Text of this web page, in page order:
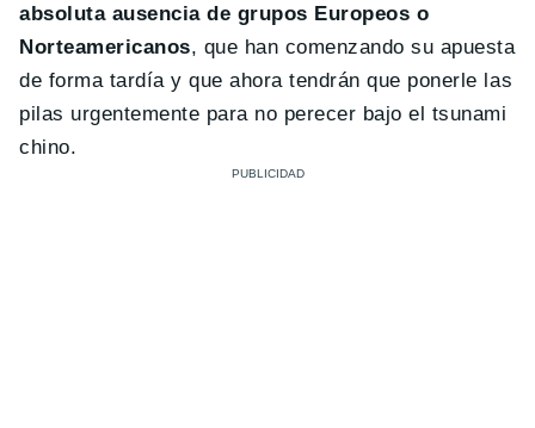
absoluta ausencia de grupos Europeos o
Norteamericanos, que han comenzando su apuesta
de forma tardía y que ahora tendrán que ponerle las
pilas urgentemente para no perecer bajo el tsunami
chino.